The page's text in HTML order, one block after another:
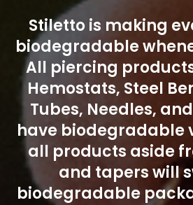
Stiletto is making
biodegradable
All piercing
Hemostats, Steel
Tubes, Needles,
have biodegradable
all products aside
and tapers will
biodegradable